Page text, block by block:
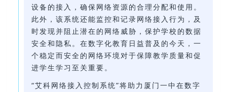
设备的接入，确保网络资源的合理分配和使用。
此外，该系统还能监控和记录网络接入行为，及
时发现并阻止潜在的网络威胁，保护学校的数据
安全和隐私。在数字化教育日益普及的今天，一
个稳定而安全的网络环境对于保障教学质量和促
进学生学习至关重要。
“艾科网络接入控制系统”将助力厦门一中在数字